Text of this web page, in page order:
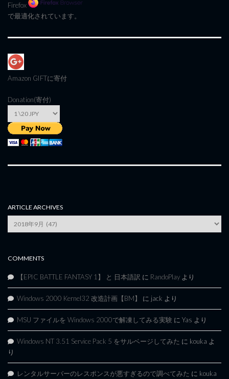
Firefox
で最適化されています。
Amazon GIFTに寄付
Donation(寄付)
ARTICLE ARCHIVES
Archives
COMMENTS
【EPIC BATTLE FANTASY 1】 と 日本語訳 に RandoPlay より
Windows 2000 Kernel32 改造計画【BM】 に jack より
MSU ファイルを Windows 2000で解凍してみる実験 に Yas より
Windows NT 3.51 Service Pack 5 をサルベージしてみた に kouka よ
り
レンタルサーバーのレスポンスが悪すぎるので調べてみた に kouka